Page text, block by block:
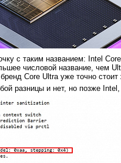
с таким названием: Intel
числовой название, чем
Core Ultra уже точно стоит
разницы и нет, но позже